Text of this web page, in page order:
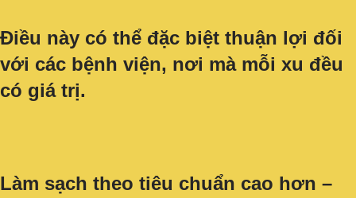
Điều này có thể đặc biệt thuận lợi đối
với các bệnh viện, nơi mà mỗi xu đều
có giá trị.
Làm sạch theo tiêu chuẩn cao hơn –